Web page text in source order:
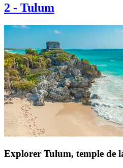
2 - Tulum
Explorer Tulum, temple de